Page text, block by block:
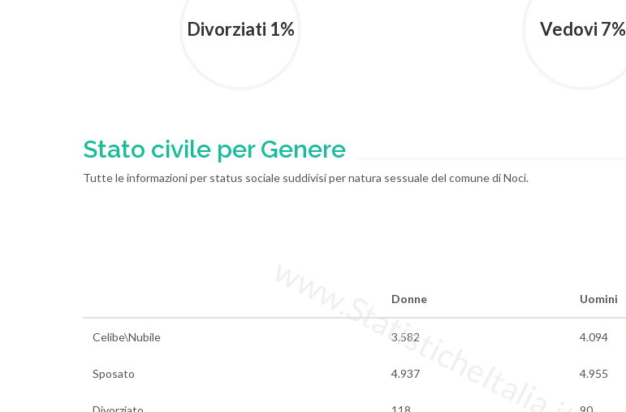
Divorziati 1% Vedovi 7%
Stato civile per Genere
Tutte le informazioni per status sociale suddivisi per natura sessuale del comune di Noci.
Donne Uomini
Celibe\Nubile 3.582 4.094
Sposato 4.937 4.955
www.StatisticheItalia.it